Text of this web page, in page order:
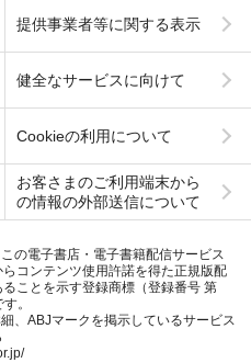
提供事業者等に関する表示
健全なサービスに向けて
Cookieの利用について
お客さまのご利用端末から
の情報の外部送信について
の電子書店・電子書籍配信サービス
コンテンツ使用許諾を得た正規版配
ことを示す登録商標（登録番号 第
。
、ABJマークを掲示しているサービス